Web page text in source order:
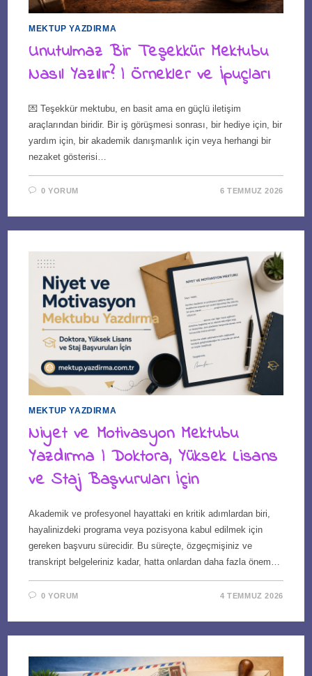
MEKTUP YAZDIRMA
Unutulmaz Bir Teşekkür Mektubu
Nasıl Yazılır? | Örnekler ve İpuçları
💌 Teşekkür mektubu, en basit ama en güçlü iletişim
araçlarından biridir. Bir iş görüşmesi sonrası, bir hediye için, bir
yardım için, bir akademik danışmanlık için veya herhangi bir
nezaket gösterisi…
0 YORUM 6 TEMMUZ 2026
MEKTUP YAZDIRMA
Niyet ve Motivasyon Mektubu
Yazdırma | Doktora, Yüksek Lisans
ve Staj Başvuruları İçin
Akademik ve profesyonel hayattaki en kritik adımlardan biri,
hayalinizdeki programa veya pozisyona kabul edilmek için
gereken başvuru sürecidir. Bu süreçte, özgeçmişiniz ve
transkript belgeleriniz kadar, hatta onlardan daha fazla önem…
0 YORUM 4 TEMMUZ 2026